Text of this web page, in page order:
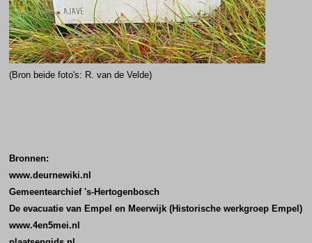
(Bron beide foto's: R. van de Velde)
Bronnen:
www.deurnewiki.nl
Gemeentearchief 's-Hertogenbosch
De evacuatie van Empel en Meerwijk (Historische werkgroep Empel)
www.4en5mei.nl